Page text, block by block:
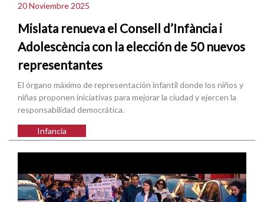
20 Noviembre 2025
Mislata renueva el Consell d’Infància i
Adolescència con la elección de 50 nuevos
representantes
El órgano máximo de representación infantil donde los niños y
niñas proponen iniciativas para mejorar la ciudad y ejercen la
responsabilidad democrática.
Infancia